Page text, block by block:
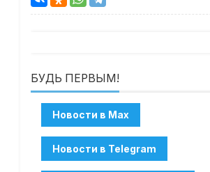
БУДЬ ПЕРВЫМ!